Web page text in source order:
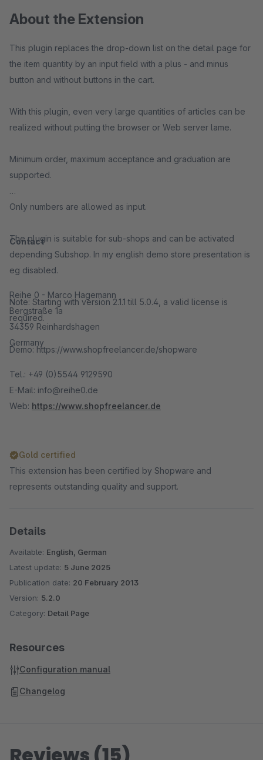
About the Extension
This plugin replaces the drop-down list on the detail page for
the item quantity by an input field with a plus - and minus
button and without buttons in the cart.
With this plugin, even very large quantities of articles can be
realized without putting the browser or Web server lame.
Minimum order, maximum acceptance and graduation are
supported.
Only numbers are allowed as input.
The plugin is suitable for sub-shops and can be activated
depending Subshop. In my english demo store presentation is
eg disabled.
Note: Starting with version 2.1.1 till 5.0.4, a valid license is
required.
Demo: https://www.shopfreelancer.de/shopware
Contact
Reihe 0 - Marco Hagemann
Bergstraße 1a
34359 Reinhardshagen
Germany
Tel.: +49 (0)5544 9129590
E-Mail: info@reihe0.de
Web: https://www.shopfreelancer.de
Gold certified
This extension has been certified by Shopware and
represents outstanding quality and support.
Details
Available: English, German
Latest update: 5 June 2025
Publication date: 20 February 2013
Version: 5.2.0
Category: Detail Page
Resources
Configuration manual
Changelog